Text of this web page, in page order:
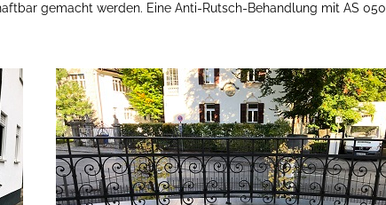
gemacht werden. Eine Anti-Rutsch-Behandlung mit AS 050